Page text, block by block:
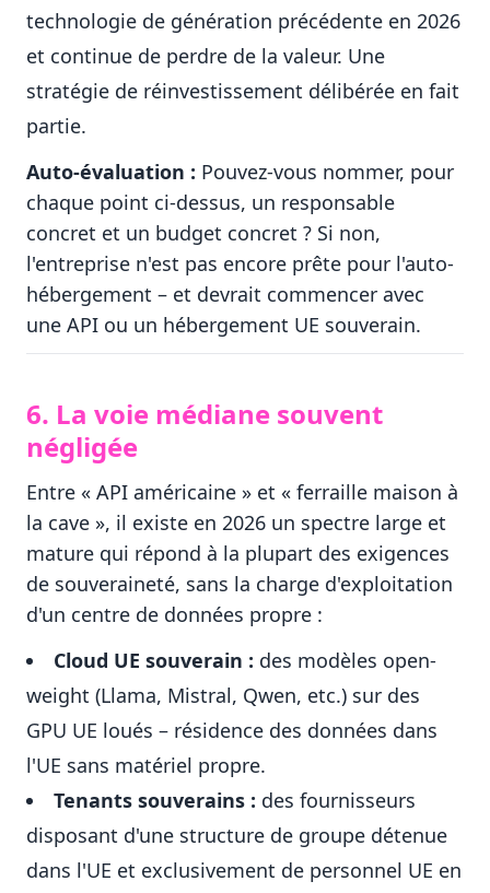
technologie de génération précédente en 2026
et continue de perdre de la valeur. Une
stratégie de réinvestissement délibérée en fait
partie.
Auto-évaluation : Pouvez-vous nommer, pour
chaque point ci-dessus, un responsable
concret et un budget concret ? Si non,
l'entreprise n'est pas encore prête pour l'auto-
hébergement – et devrait commencer avec
une API ou un hébergement UE souverain.
6. La voie médiane souvent
négligée
Entre « API américaine » et « ferraille maison à
la cave », il existe en 2026 un spectre large et
mature qui répond à la plupart des exigences
de souveraineté, sans la charge d'exploitation
d'un centre de données propre :
Cloud UE souverain : des modèles open-
weight (Llama, Mistral, Qwen, etc.) sur des
GPU UE loués – résidence des données dans
l'UE sans matériel propre.
Tenants souverains : des fournisseurs
disposant d'une structure de groupe détenue
dans l'UE et exclusivement de personnel UE en